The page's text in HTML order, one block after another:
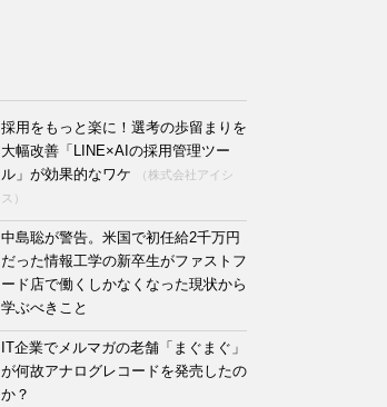
採用をもっと楽に！選考の歩留まりを
大幅改善「LINE×AIの採用管理ツー
ル」が効果的なワケ
（株式会社アイシ
ス）
中島聡が警告。米国で初任給2千万円
だった情報工学の新卒生がファストフ
ード店で働くしかなくなった現状から
学ぶべきこと
IT企業でメルマガの老舗「まぐまぐ」
が何故アナログレコードを発売したの
か？